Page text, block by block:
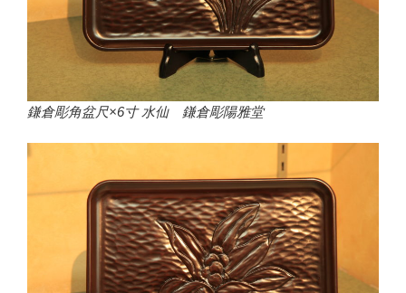
鎌倉彫角盆尺×6寸 水仙 鎌倉彫陽雅堂